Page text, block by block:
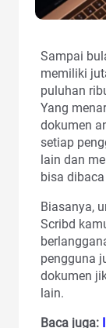
Sampai
memiliki
puluhan
Yang
dokumen
setiap
lain dan
bisa
Biasanya,
Scribd
pengguna
dokumen
lain.
Baca juga: